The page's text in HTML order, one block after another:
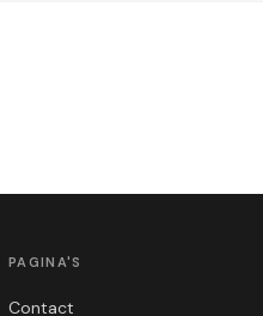
PAGINA'S
Contact